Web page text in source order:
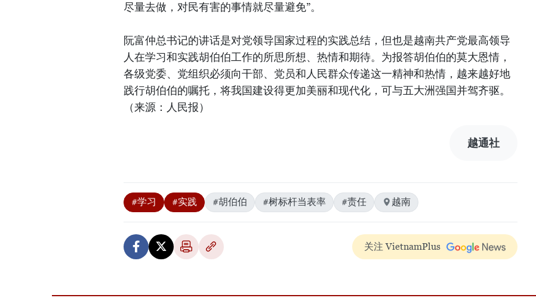
尽量去做，对民有害的事情就尽量避免”。
阮富仲总书记的讲话是对党领导国家过程的实践总结，但也是越南共产党最高领导
人在学习和实践胡伯伯工作的所思所想、热情和期待。为报答胡伯伯的莫大恩情，
各级党委、党组织必须向干部、党员和人民群众传递这一精神和热情，越来越好地
践行胡伯伯的嘱托，将我国建设得更加美丽和现代化，可与五大洲强国并驾齐驱。
（来源：人民报）
越通社
#学习 #实践 #胡伯伯 #树标杆当表率 #责任 越南
关注 VietnamPlus